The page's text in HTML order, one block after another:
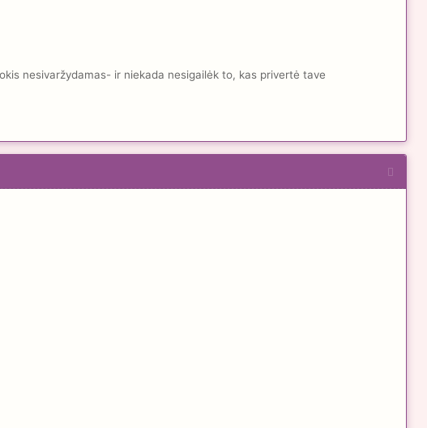
nesivaržydamas- ir niekada nesigailėk to, kas privertė tave